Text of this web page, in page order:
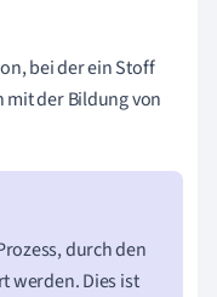
bei der ein Stoff
der Bildung von
durch den
werden. Dies ist